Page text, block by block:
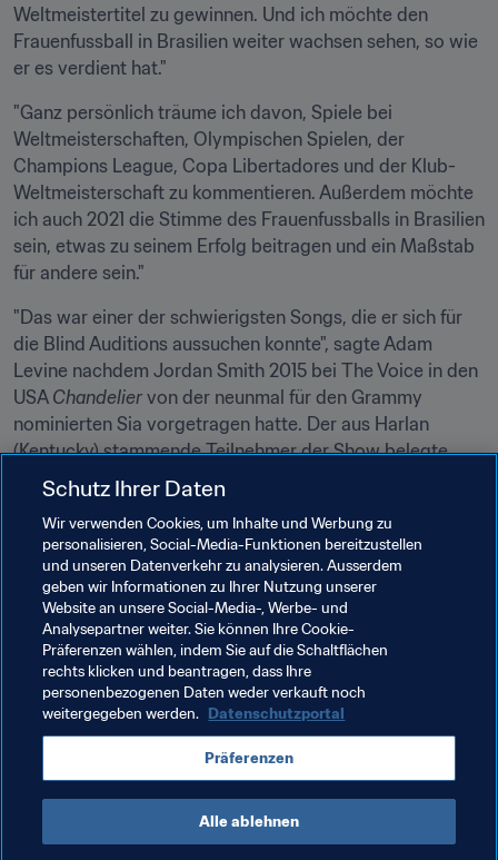
Weltmeistertitel zu gewinnen. Und ich möchte den
Frauenfussball in Brasilien weiter wachsen sehen, so wie
er es verdient hat."
"Ganz persönlich träume ich davon, Spiele bei
Weltmeisterschaften, Olympischen Spielen, der
Champions League, Copa Libertadores und der Klub-
Weltmeisterschaft zu kommentieren. Außerdem möchte
ich auch 2021 die Stimme des Frauenfussballs in Brasilien
sein, etwas zu seinem Erfolg beitragen und ein Maßstab
für andere sein."
"Das war einer der schwierigsten Songs, die er sich für
die Blind Auditions aussuchen konnte", sagte Adam
Levine nachdem Jordan Smith 2015 bei The Voice in den
USA Chandelier von der neunmal für den Grammy
nominierten Sia vorgetragen hatte. Der aus Harlan
(Kentucky) stammende Teilnehmer der Show belegte
später vor
Hello
von Adele den ersten Platz auf iTunes.
Natalia Lara hat bei The Voice des brasilianischen
Frauenfussballs eine noch kniffligere "Blind Audition"
hinter sich gebracht. Wer zweifelt noch daran, dass ihre
Träume in Erfüllung gehen werden?
Verwandte Themen
Brazil
Schutz Ihrer Daten
Wir verwenden Cookies, um Inhalte und Werbung zu
personalisieren, Social-Media-Funktionen bereitzustellen
und unseren Datenverkehr zu analysieren. Ausserdem
geben wir Informationen zu Ihrer Nutzung unserer
Website an unsere Social-Media-, Werbe- und
Analysepartner weiter. Sie können Ihre Cookie-
Präferenzen wählen, indem Sie auf die Schaltflächen
rechts klicken und beantragen, dass Ihre
personenbezogenen Daten weder verkauft noch
weitergegeben werden. Datenschutzportal
Präferenzen
Alle ablehnen